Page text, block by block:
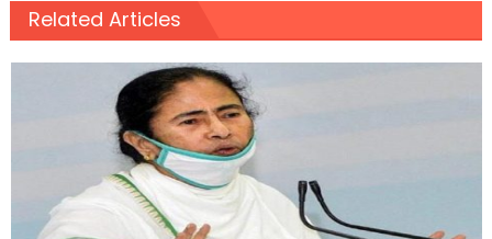
Related Articles